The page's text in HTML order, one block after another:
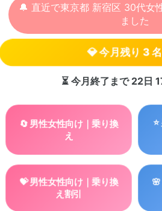
🔔 直近で東京都 新宿区 30代女
ました
💎 今月残り 3名
⏳ 今月終了まで 22日
🔄 男性女性向け｜乗り換
え
💝 男性女性向け｜乗り換
え割引